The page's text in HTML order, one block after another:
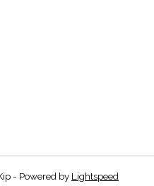
- Powered by Lightspeed